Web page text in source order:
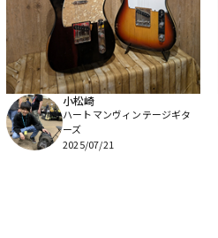
小松崎
ハートマンヴィンテージギタ
ーズ
2025/07/21